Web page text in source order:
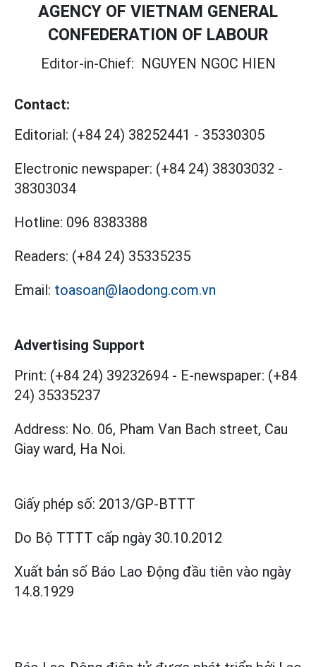
AGENCY OF VIETNAM GENERAL
CONFEDERATION OF LABOUR
Editor-in-Chief: NGUYEN NGOC HIEN
Contact:
Editorial: (+84 24) 38252441 - 35330305
Electronic newspaper: (+84 24) 38303032 -
38303034
Hotline: 096 8383388
Readers: (+84 24) 35335235
Email: toasoan@laodong.com.vn
Advertising Support
Print: (+84 24) 39232694 - E-newspaper: (+84
24) 35335237
Address: No. 06, Pham Van Bach street, Cau
Giay ward, Ha Noi.
Giấy phép số: 2013/GP-BTTT
Do Bộ TTTT cấp ngày 30.10.2012
Xuất bản số Báo Lao Động đầu tiên vào ngày
14.8.1929